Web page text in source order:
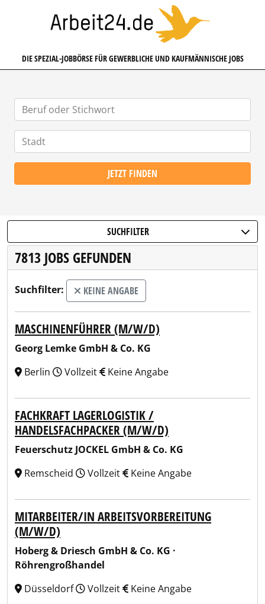
ARBEIT24.DE
DIE SPEZIAL-JOBBÖRSE FÜR GEWERBLICHE UND KAUFMÄNNISCHE JOBS
JETZT FINDEN
SUCHFILTER
7813 JOBS GEFUNDEN
Suchfilter: KEINE ANGABE
MASCHINENFÜHRER (M/W/D)
Georg Lemke GmbH & Co. KG
Berlin
Vollzeit Keine Angabe
FACHKRAFT LAGERLOGISTIK /
HANDELSFACHPACKER (M/W/D)
Feuerschutz JOCKEL GmbH & Co. KG
Remscheid
Vollzeit Keine Angabe
MITARBEITER/IN ARBEITSVORBEREITUNG
(M/W/D)
Hoberg & Driesch GmbH & Co. KG ·
Röhrengroßhandel
Düsseldorf
Vollzeit Keine Angabe